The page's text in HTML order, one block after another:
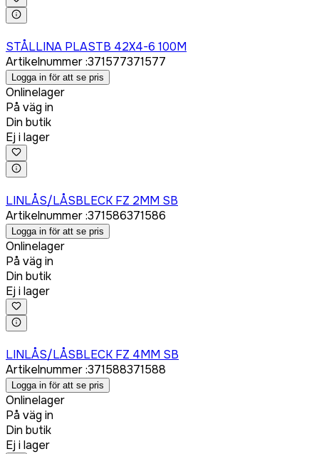
STÅLLINA PLASTB 42X4-6 100M
Artikelnummer:371577371577
Logga in för att se pris
Onlinelager
På väg in
Din butik
Ej i lager
LINLÅS/LÅSBLECK FZ 2MM SB
Artikelnummer:371586371586
Logga in för att se pris
Onlinelager
På väg in
Din butik
Ej i lager
LINLÅS/LÅSBLECK FZ 4MM SB
Artikelnummer:371588371588
Logga in för att se pris
Onlinelager
På väg in
Din butik
Ej i lager